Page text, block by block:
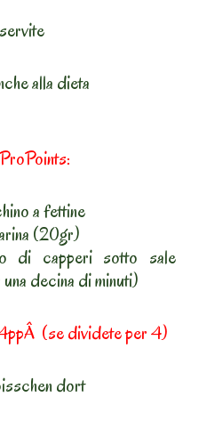
alla dieta
a fettine
(20gr)
di capperi sotto sale
decina di minuti)
(se dividete per 4)
dort